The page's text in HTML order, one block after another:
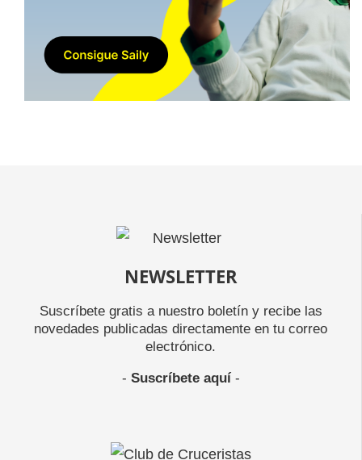
NEWSLETTER
Suscríbete gratis a nuestro boletín y recibe las
novedades publicadas directamente en tu correo
electrónico.
- Suscríbete aquí-